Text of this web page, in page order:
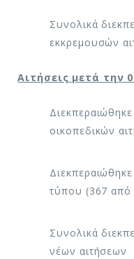
Συνολικά
εκκρεμουσών
Αιτήσεις μετά την
οικοπεδικών
τύπου (367 από
Συνολικά
νέων αιτήσεων